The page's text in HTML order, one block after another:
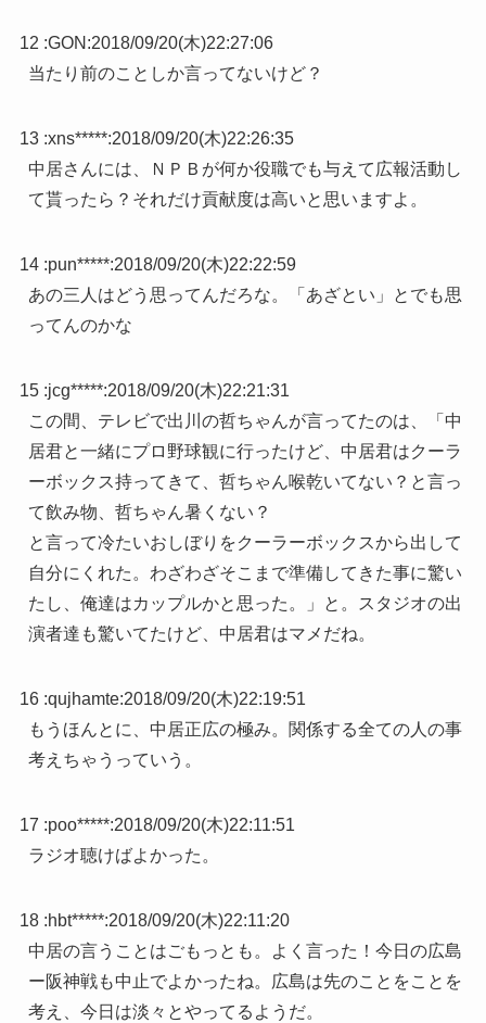
12 :GON :2018/09/20(木)22:27:06
当たり前のことしか言ってないけど？
13 :xns*****:2018/09/20(木)22:26:35
中居さんには、ＮＰＢが何か役職でも与えて広報活動し
て貰ったら？それだけ貢献度は高いと思いますよ。
14 :pun*****:2018/09/20(木)22:22:59
あの三人はどう思ってんだろな。「あざとい」とでも思
ってんのかな
15 :jcg*****:2018/09/20(木)22:21:31
この間、テレビで出川の哲ちゃんが言ってたのは、「中
居君と一緒にプロ野球観に行ったけど、中居君はクーラ
ーボックス持ってきて、哲ちゃん喉乾いてない？と言っ
て飲み物、哲ちゃん暑くない？
と言って冷たいおしぼりをクーラーボックスから出して
自分にくれた。わざわざそこまで準備してきた事に驚い
たし、俺達はカップルかと思った。」と。スタジオの出
演者達も驚いてたけど、中居君はマメだね。
16 :qujhamte:2018/09/20(木)22:19:51
もうほんとに、中居正広の極み。関係する全ての人の事
考えちゃうっていう。
17 :poo*****:2018/09/20(木)22:11:51
ラジオ聴けばよかった。
18 :hbt*****:2018/09/20(木)22:11:20
中居の言うことはごもっとも。よく言った！今日の広島
ー阪神戦も中止でよかったね。広島は先のことをことを
考え、今日は淡々とやってるようだ。